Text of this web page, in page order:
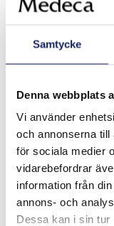
Samtycke
Denna webbplats
Vi använder
och annonserna till
för sociala medier
vidarebefordrar
information från
annons- och
Dessa kan i sin tur
Relaterade
Fler artiklar
Dermasilk
bakterier